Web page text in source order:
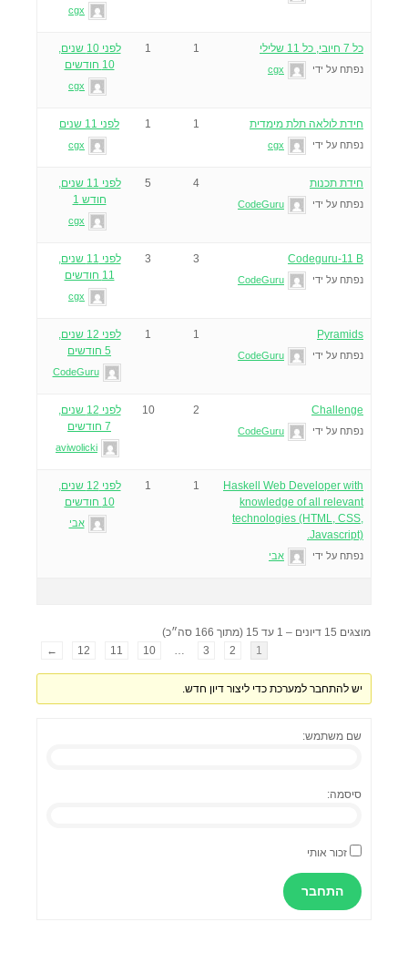
cgx
כל 7 חיובי, כל 11 שלילי
נפתח על ידי cgx
1
1
לפני 10 שנים,
10 חודשים
cgx
חידת לולאה תלת מימדית
נפתח על ידי cgx
1
1 לפני 11 שנים
cgx
חידת תכנות
נפתח על ידי CodeGuru
4
5
לפני 11 שנים,
חודש 1
cgx
Codeguru-11 B
נפתח על ידי CodeGuru
3
3
לפני 11 שנים,
11 חודשים
cgx
Pyramids
נפתח על ידי CodeGuru
1
1
לפני 12 שנים,
5 חודשים
CodeGuru
Challenge
נפתח על ידי CodeGuru
2
10
לפני 12 שנים,
7 חודשים
aviwolicki
Haskell Web Developer with
knowledge of all relevant
technologies (HTML, CSS,
Javascript).
נפתח על ידי אבי
1
1
לפני 12 שנים,
10 חודשים
אבי
מוצגים 15 דיונים – 1 עד 15 (מתוך 166 סה״כ)
1
2
3
…
10
11
12
←
יש להתחבר למערכת כדי ליצור דיון חדש.
שם משתמש:
סיסמה:
זכור אותי
התחבר